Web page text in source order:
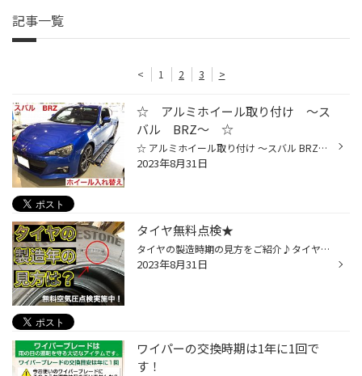
記事一覧
< 1 2 3 >
☆ アルミホイール取り付け ～ス
バル BRZ～ ☆
☆ アルミホイール取り付け ～スバル BRZ～ ☆ イオンスタイル松山から、車で約8分、タイヤ館松山５６の濱田です！ 今回は、スバル BRZにアルミホイールを取り付けましたのでご紹介します。 今回取り付けたホイールは、 「RAYS VOLK RACING ZE40 TIME ATTACK３」になります。 この青色が美しいですよ...
2023年8月31日
タイヤ無料点検★
タイヤの製造時期の見方をご紹介♪タイヤ館では空気圧点検・タイヤ点検はもちろん無料です！！ いつも当店のホームページをご覧頂き誠に有難う御座います！！ 本日は、よく聞かれるご質問！！ タイヤの製造時期の見方について お答えします 【目次】 1. タイヤ製造時期の見方について 2. タイヤ館で...
2023年8月31日
ワイパーの交換時期は1年に1回で
す！